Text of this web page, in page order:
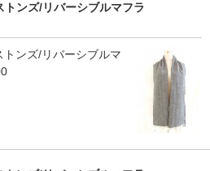
ンズ/リバーシブルマフラ
ンズ/リバーシブルマ